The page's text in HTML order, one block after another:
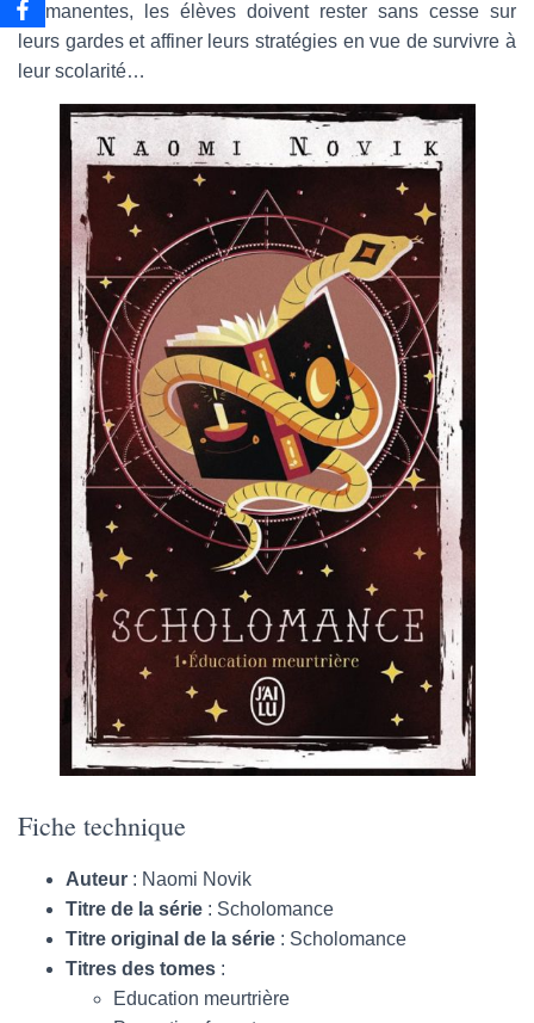
permanentes, les élèves doivent rester sans cesse sur
leurs gardes et affiner leurs stratégies en vue de survivre à
leur scolarité…
Fiche technique
Auteur : Naomi Novik
Titre de la série : Scholomance
Titre original de la série : Scholomance
Titres des tomes :
Education meurtrière